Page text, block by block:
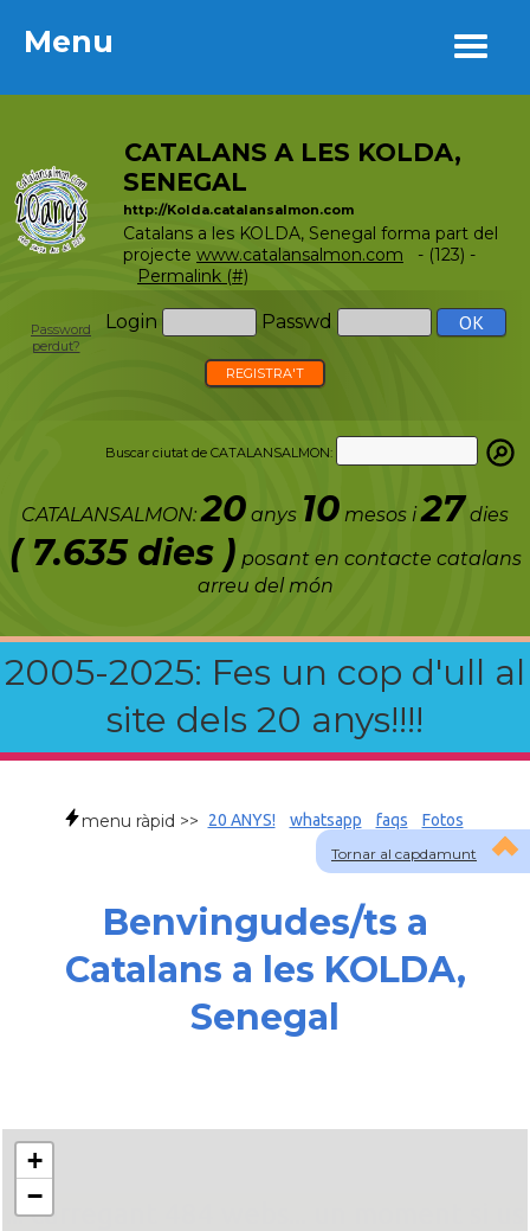
Menu
CATALANS A LES KOLDA,
SENEGAL
http://Kolda.catalansalmon.com
Catalans a les KOLDA, Senegal forma part del
projecte www.catalansalmon.com - (123) -
Permalink (#)
Login Passwd
Password
perdut?
REGISTRA'T
Buscar ciutat de CATALANSALMON:
CATALANSALMON:20 anys 10 mesos i27 dies
( 7.635 dies ) posant en contacte catalans
arreu del món
2005-2025: Fes un cop d'ull al
site dels 20 anys!!!!
Menu
Tornar al capdamunt
menu ràpid >> 20 ANYS! whatsapp faqs Fotos
Benvingudes/ts a
Catalans a les KOLDA,
Senegal
... carregant 484 webs... un moment si us
+
−